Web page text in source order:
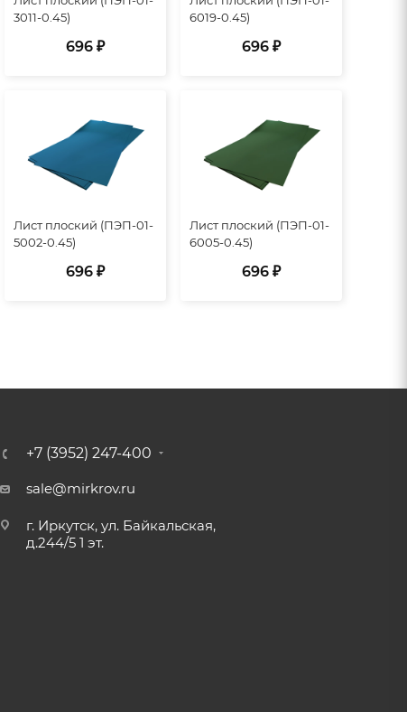
3011-0.45)
696 ₽
6019-0.45)
696 ₽
Лист плоский (ПЭП-01-
5002-0.45)
696 ₽
Лист плоский (ПЭП-01-
6005-0.45)
696 ₽
+7 (3952) 247-400
sale@mirkrov.ru
г. Иркутск, ул. Байкальская,
д.244/5 1 эт.